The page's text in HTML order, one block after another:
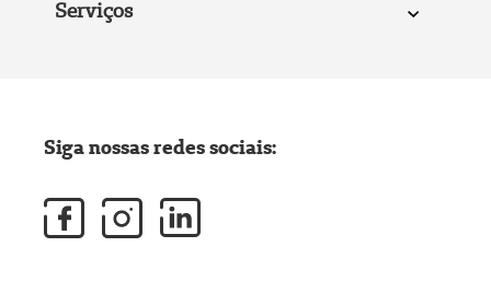
Serviços
Siga nossas redes sociais: